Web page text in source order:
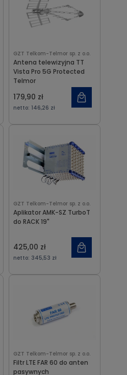
GZT Telkom-Telmor sp. z o.o.
Antena telewizyjna TT
Vista Pro 5G Protected
Telmor
179,90 zł
netto: 146,26 zł
GZT Telkom-Telmor sp. z o.o.
Aplikator AMK-SZ TurboT
do RACK 19"
425,00 zł
netto: 345,53 zł
GZT Telkom-Telmor sp. z o.o.
Filtr LTE FAR 60 do anten
pasywnych